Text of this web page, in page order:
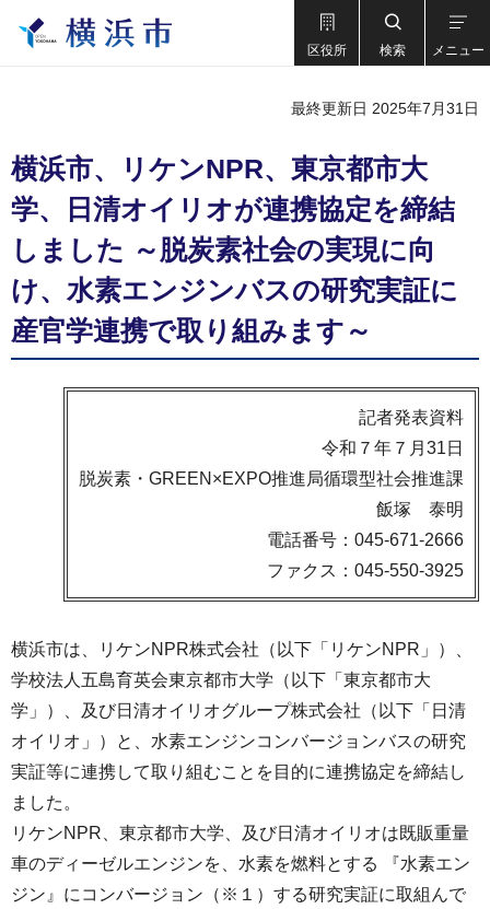
区役所 検索 メニュー
最終更新日 2025年7月31日
横浜市、リケンNPR、東京都市大
学、日清オイリオが連携協定を締結
しました ～脱炭素社会の実現に向
け、水素エンジンバスの研究実証に
産官学連携で取り組みます～
記者発表資料
令和７年７月31日
脱炭素・GREEN×EXPO推進局循環型社会推進課
飯塚 泰明
電話番号：045-671-2666
ファクス：045-550-3925
横浜市は、リケンNPR株式会社（以下「リケンNPR」）、
学校法人五島育英会東京都市大学（以下「東京都市大
学」）、及び日清オイリオグループ株式会社（以下「日清
オイリオ」）と、水素エンジンコンバージョンバスの研究
実証等に連携して取り組むことを目的に連携協定を締結し
ました。
リケンNPR、東京都市大学、及び日清オイリオは既販重量
車のディーゼルエンジンを、水素を燃料とする 『水素エン
ジン』にコンバージョン（※１）する研究実証に取組んで